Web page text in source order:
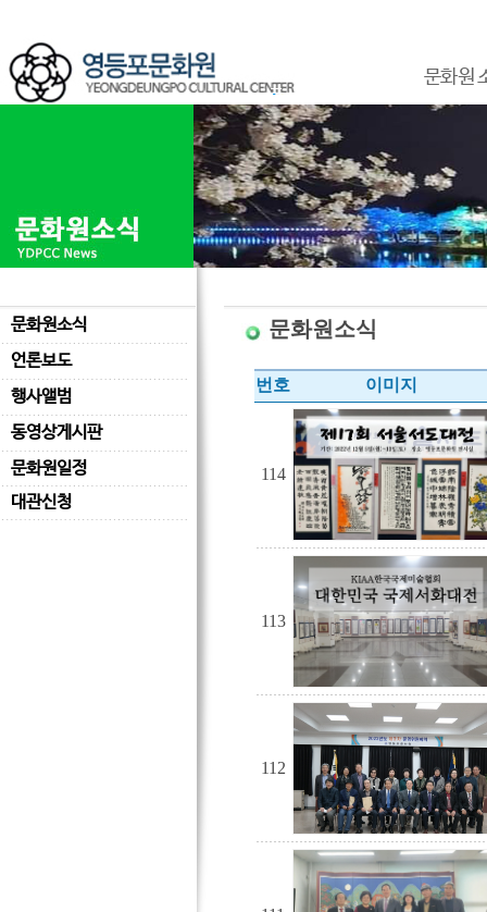
문화원
문화원소식
언론보도
행사앨범
동영상게시판
문화원일정
대관신청
문화원소식
번호 이미지
114
113
112